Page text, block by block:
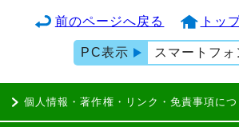
前のページへ戻る トッ
PC表示 スマートフォ
個人情報・著作権・リンク・免責事項につ